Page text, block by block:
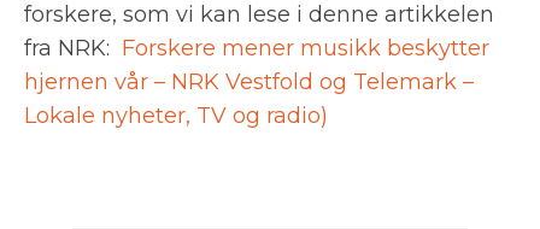
forskere, som vi kan lese i denne artikkelen
fra NRK: Forskere mener musikk beskytter
hjernen vår – NRK Vestfold og Telemark –
Lokale nyheter, TV og radio)